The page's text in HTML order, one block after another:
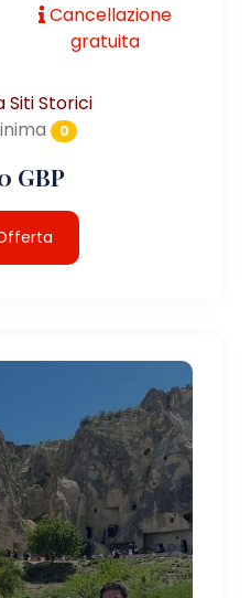
Cancellazione
gratuita
Siti Storici
0
GBP